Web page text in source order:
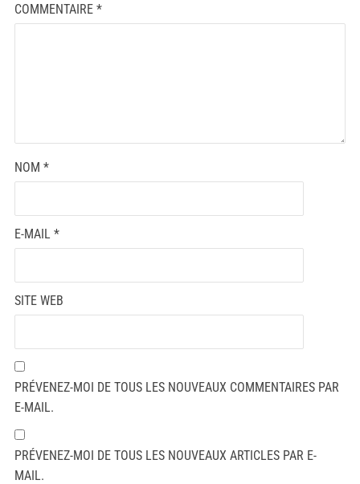
COMMENTAIRE *
NOM *
E-MAIL *
SITE WEB
PRÉVENEZ-MOI DE TOUS LES NOUVEAUX COMMENTAIRES PAR
E-MAIL.
PRÉVENEZ-MOI DE TOUS LES NOUVEAUX ARTICLES PAR E-
MAIL.